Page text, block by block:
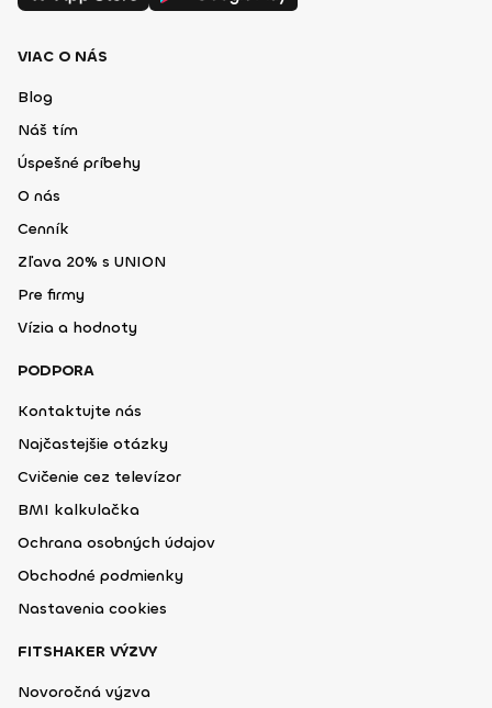
VIAC O NÁS
Blog
Náš tím
Úspešné príbehy
O nás
Cenník
Zľava 20% s UNION
Pre firmy
Vízia a hodnoty
PODPORA
Kontaktujte nás
Najčastejšie otázky
Cvičenie cez televízor
BMI kalkulačka
Ochrana osobných údajov
Obchodné podmienky
Nastavenia cookies
FITSHAKER VÝZVY
Novoročná výzva